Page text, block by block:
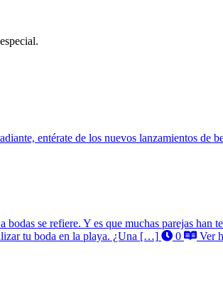
entérate de los nuevos lanzamientos de
bodas se refiere. Y es que muchas parejas
tu boda en la playa. ¿Una […]
0 Ver